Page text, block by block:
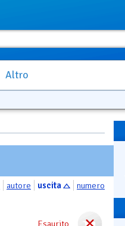
Altro
autore uscita numero
Esaurito